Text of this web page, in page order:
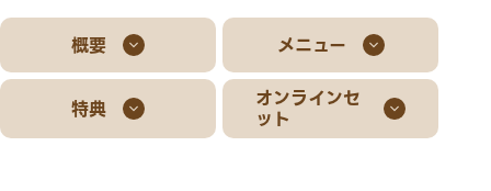
概要 メニュー
特典 オンラインセ
ット